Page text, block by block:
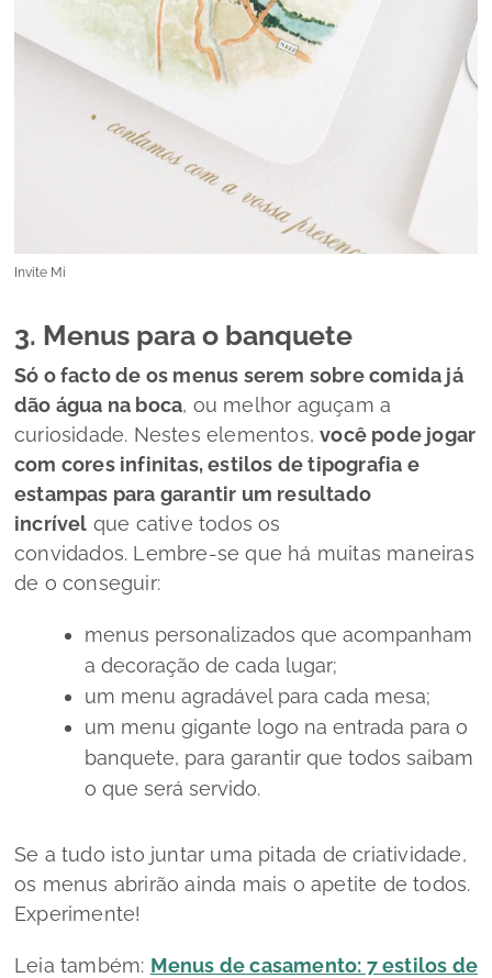
Invite Mi
3. Menus para o banquete
Só o facto de os menus serem sobre comida já
dão água na boca, ou melhor aguçam a
curiosidade. Nestes elementos, você pode jogar
com cores infinitas, estilos de tipografia e
estampas para garantir um resultado
incrível que cative todos os
convidados. Lembre-se que há muitas maneiras
de o conseguir:
menus personalizados que acompanham
a decoração de cada lugar;
um menu agradável para cada mesa;
um menu gigante logo na entrada para o
banquete, para garantir que todos saibam
o que será servido.
Se a tudo isto juntar uma pitada de criatividade,
os menus abrirão ainda mais o apetite de todos.
Experimente!
Leia também: Menus de casamento: 7 estilos de